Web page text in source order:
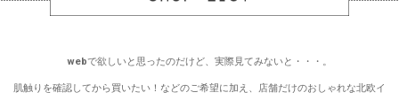
webで欲しいと思ったのだけど、実際見てみないと・・・。
肌触りを確認してから買いたい！などのご希望に加え、店舗だけのおしゃれな北欧イ